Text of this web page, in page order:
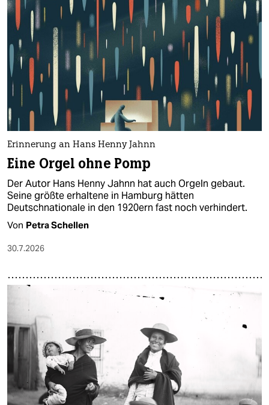
Erinnerung an Hans Henny Jahnn
Eine Orgel ohne Pomp
Der Autor Hans Henny Jahnn hat auch Orgeln gebaut.
Seine größte erhaltene in Hamburg hätten
Deutschnationale in den 1920ern fast noch verhindert.
Von Petra Schellen
30.7.2026